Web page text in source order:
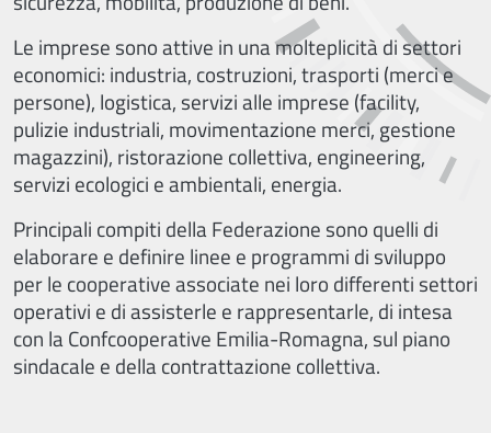
Le imprese sono attive in una molteplicità di settori
economici: industria, costruzioni, trasporti (merci e
persone), logistica, servizi alle imprese (facility,
pulizie industriali, movimentazione merci, gestione
magazzini), ristorazione collettiva, engineering,
servizi ecologici e ambientali, energia.
Principali compiti della Federazione sono quelli di
elaborare e definire linee e programmi di sviluppo
per le cooperative associate nei loro differenti settori
operativi e di assisterle e rappresentarle, di intesa
con la Confcooperative Emilia-Romagna, sul piano
sindacale e della contrattazione collettiva.